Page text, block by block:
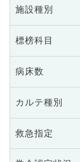
施設種別
標榜科目
病床数
カルテ種別
救急指定